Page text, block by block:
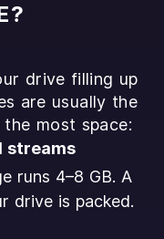
drive filling up
are usually the
most space:
streams
runs 4–8 GB. A
drive is packed.